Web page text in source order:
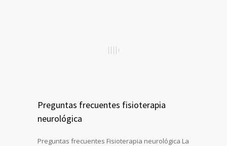
Preguntas frecuentes fisioterapia
neurológica
Preguntas frecuentes Fisioterapia neurológica La